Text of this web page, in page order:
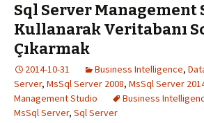
Sql Server Management
Kullanarak Veritabanı
Çıkarmak
2014-10-31 Business Intelligence,
Server, MsSql Server 2008, MsSql Server
Management Studio
Business
MsSql Server, Sql Server